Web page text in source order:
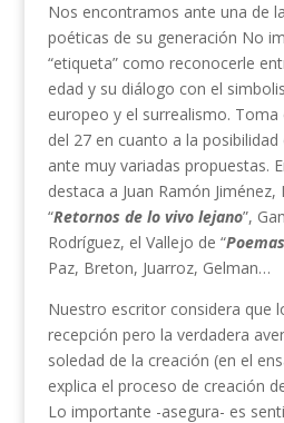
Nos encontramos ante una de
poéticas de su generación No
“etiqueta” como reconocerle
edad y su diálogo con el
europeo y el surrealismo.
del 27 en cuanto a la
ante muy variadas propuestas.
destaca a Juan Ramón
“Retornos de lo vivo lejano”,
Rodríguez, el Vallejo de “
Paz, Breton, Juarroz, Gelman…
Nuestro escritor considera que
recepción pero la verdadera
soledad de la creación (en el
explica el proceso de creación
Lo importante -asegura- es